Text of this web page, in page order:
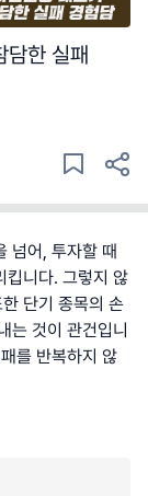
담한 실패
넘어, 투자할 때
킵니다. 그렇지 않
단기 종목의 손
는 것이 관건입니
를 반복하지 않